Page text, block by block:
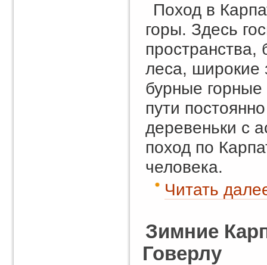
Поход в
горы. Здесь
пространства,
леса, широкие
бурные
пути
деревеньки с
поход по
человека.
Читать
Зимние
Говерлу